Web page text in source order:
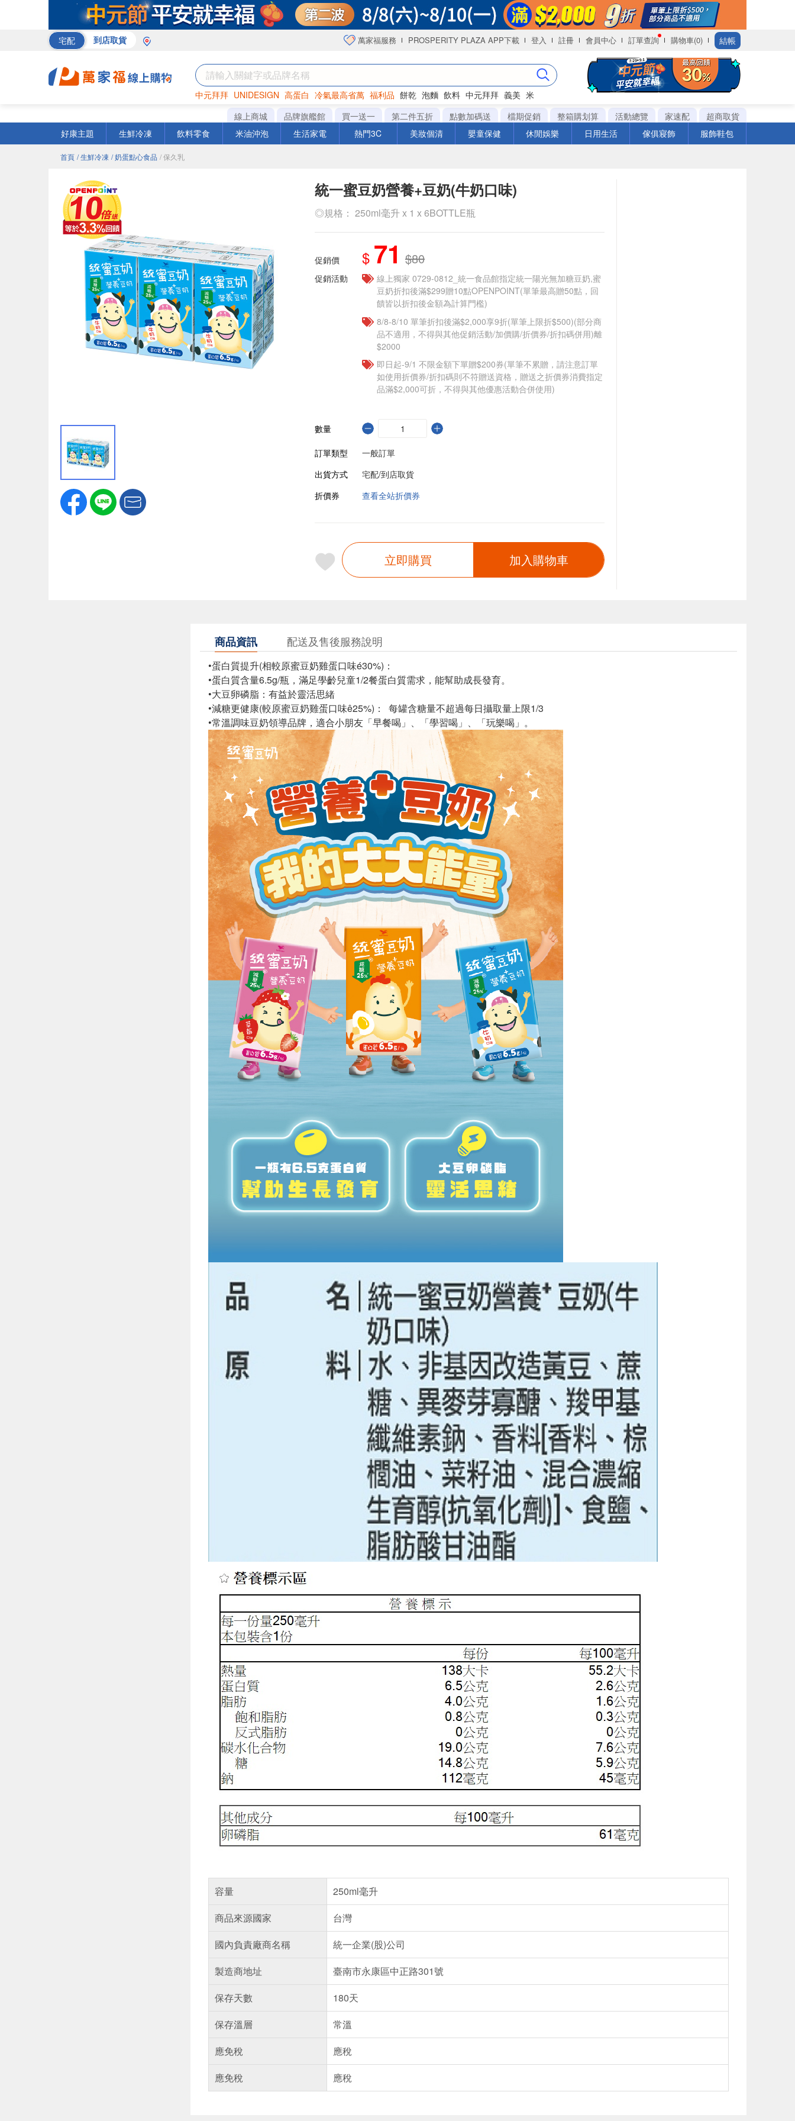
宅配 到店取貨 萬家福服務 PROSPERITY PLAZA APP下載 登入 註冊 會員中心 訂單查詢 購物車(0) 結帳
中元拜拜 UNIDESIGN 高蛋白 冷氣最高省萬 福利品 餅乾 泡麵 飲料 中元拜拜 義美 米
罐頭 咖啡 海苔
線上商城 品牌旗艦館 買一送一 第二件五折 點數加碼送 檔期促銷 整箱購划算 活動總覽 家速配
超商取貨
好康主題
生鮮冷凍 飲料零食 米油沖泡 生活家電 熱門3C 美妝個清 嬰童保健 休閒娛樂 日用生活 傢俱寢飾 服飾鞋包
首頁 / 生鮮冷凍 / 奶蛋點心食品 / 保久乳
統一蜜豆奶營養+豆奶(牛奶口味)
◎規格： 250ml毫升 x 1 x 6BOTTLE瓶
促銷價 $ 71 $80
促銷活動
線上獨家 0729-0812_統一食品館指定統一陽光無加糖豆奶,蜜
豆奶折扣後滿$299贈10點OPENPOINT(單筆最高贈50點，回
饋皆以折扣後金額為計算門檻)
8/8-8/10 單筆折扣後滿$2,000享9折(單筆上限折$500)(部分商
品不適用，不得與其他促銷活動/加價購/折價券/折扣碼併用)離
$2000
即日起-9/1 不限金額下單贈$200券(單筆不累贈，請注意訂單
如使用折價券/折扣碼則不符贈送資格，贈送之折價券消費指定
品滿$2,000可折，不得與其他優惠活動合併使用)
數量
訂單類型
一般訂單
出貨方式
宅配/到店取貨
折價券
查看全站折價券
立即購買 加入購物車
商品資訊 配送及售後服務說明
•蛋白質提升(相較原蜜豆奶雞蛋口味é30%)：
•蛋白質含量6.5g/瓶，滿足學齡兒童1/2餐蛋白質需求，能幫助成長發育。
•大豆卵磷脂：有益於靈活思緒
•減糖更健康(較原蜜豆奶雞蛋口味ê25%)： 每罐含糖量不超過每日攝取量上限1/3
•常溫調味豆奶領導品牌，適合小朋友「早餐喝」、「學習喝」、「玩樂喝」。
容量
250ml毫升
商品來源國家
台灣
國內負責廠商名稱
統一企業(股)公司
製造商地址
臺南市永康區中正路301號
保存天數
180天
保存溫層
常溫
應免稅
應稅
應免稅
應稅